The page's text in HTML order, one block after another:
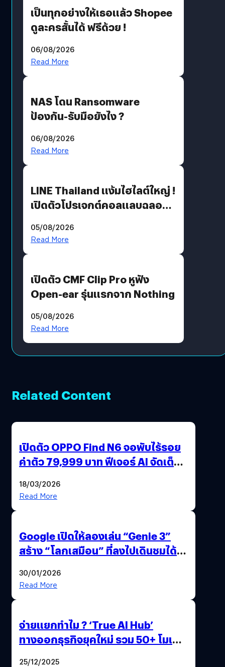
เป็นทุกอย่างให้เธอแล้ว Shopee
ดูละครสั้นได้ ฟรีด้วย !
06/08/2026
Read More
NAS โดน Ransomware
ป้องกัน-รับมือยังไง ?
06/08/2026
Read More
LINE Thailand แง้มไฮไลต์ใหญ่ !
เปิดตัวโปรเจกต์คอลแลบฉลอง
Moon x LINE FRIENDS
05/08/2026
Read More
เปิดตัว CMF Clip Pro หูฟัง
Open-ear รุ่นแรกจาก Nothing
05/08/2026
Read More
Related Content
เปิดตัว OPPO Find N6 จอพับไร้รอย
ค่าตัว 79,999 บาท ฟีเจอร์ AI จัดเต็ม
18/03/2026
Read More
Google เปิดให้ลองเล่น “Genie 3”
สร้าง “โลกเสมือน” ที่ลงไปเดินชมได้
30/01/2026
Read More
จ่ายแยกทำไม ? ‘True AI Hub’
ทางออกธุรกิจยุคใหม่ รวม 50+ โมเดล
25/12/2025